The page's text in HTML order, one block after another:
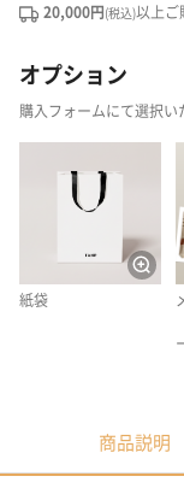
20,000円(税込)以上ご
オプション
購入フォームにて選択い
紙袋
商品説明